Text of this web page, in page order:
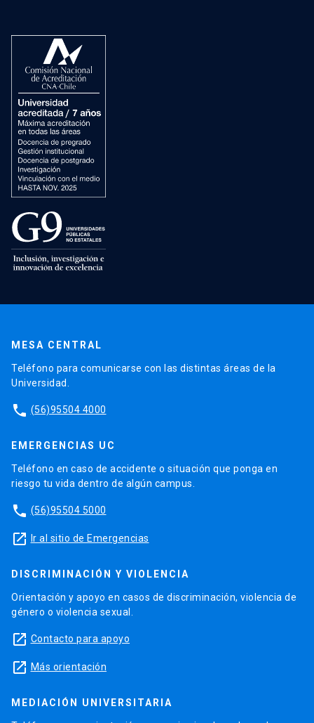
MESA CENTRAL
Teléfono para comunicarse con las distintas áreas de la
Universidad.
phone (56)95504 4000
EMERGENCIAS UC
Teléfono en caso de accidente o situación que ponga en
riesgo tu vida dentro de algún campus.
phone (56)95504 5000
launch Ir al sitio de Emergencias
DISCRIMINACIÓN Y VIOLENCIA
Orientación y apoyo en casos de discriminación, violencia de
género o violencia sexual.
launch Contacto para apoyo
launch Más orientación
MEDIACIÓN UNIVERSITARIA